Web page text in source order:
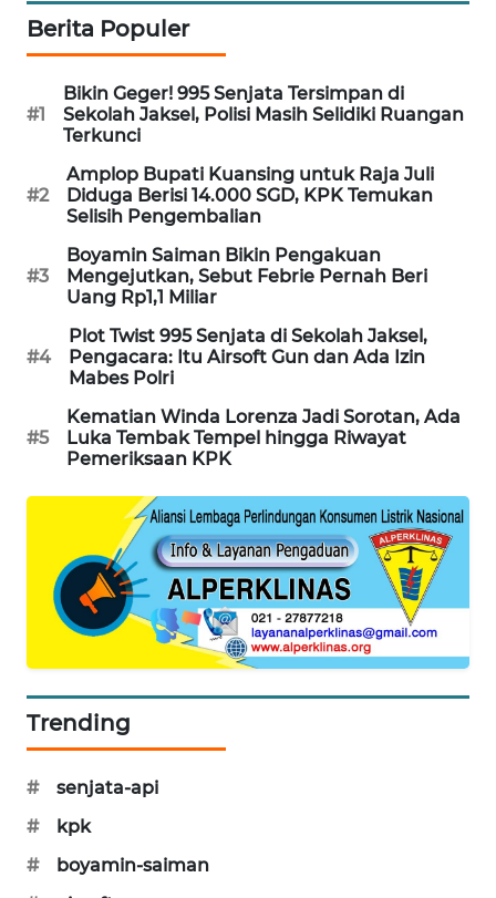
Berita Populer
#1
Bikin Geger! 995 Senjata Tersimpan di
Sekolah Jaksel, Polisi Masih Selidiki Ruangan
Terkunci
#2
Amplop Bupati Kuansing untuk Raja Juli
Diduga Berisi 14.000 SGD, KPK Temukan
Selisih Pengembalian
#3
Boyamin Saiman Bikin Pengakuan
Mengejutkan, Sebut Febrie Pernah Beri
Uang Rp1,1 Miliar
#4
Plot Twist 995 Senjata di Sekolah Jaksel,
Pengacara: Itu Airsoft Gun dan Ada Izin
Mabes Polri
#5
Kematian Winda Lorenza Jadi Sorotan, Ada
Luka Tembak Tempel hingga Riwayat
Pemeriksaan KPK
Trending
#
senjata-api
#
kpk
#
boyamin-saiman
METRO
SIANTAR
METRO
MEDAN
NEWS
METRO
JAKARTA
NEWS
KRT
NEWS
KARING
NEWS
JURNAL
HUMBANG
NEWS
FISUELRI
ENERGI